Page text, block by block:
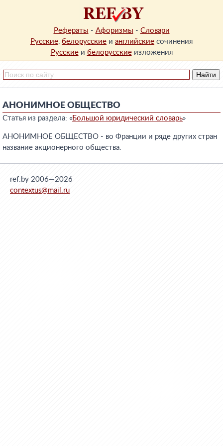
Рефераты - Афоризмы - Словари
Русские, белорусские и английские сочинения
Русскиеи белорусскиеизложения
АНОНИМНОЕ ОБЩЕСТВО
Статья из раздела: «Большой юридический словарь»
АНОНИМНОЕ ОБЩЕСТВО - во Франции и ряде других стран
название акционерного общества.
ref.by 2006—2026
contextus@mail.ru